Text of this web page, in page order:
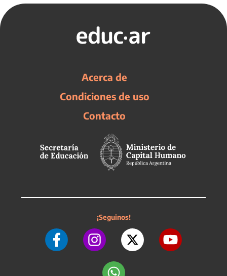
Acerca de
Condiciones de uso
Contacto
¡Seguinos!